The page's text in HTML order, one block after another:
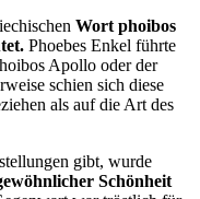
Wort phoibos
Phoebes Enkel führte
Apollo oder der
schien sich diese
als auf die Art des
gibt, wurde
Schönheit